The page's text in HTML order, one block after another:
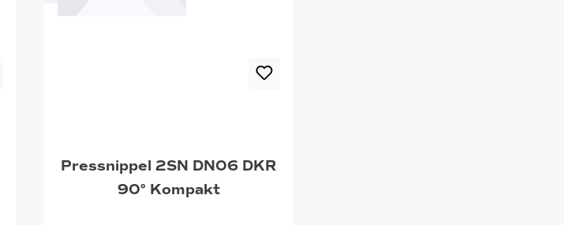
Pressnippel 2SN DN06 DKR
90° Kompakt